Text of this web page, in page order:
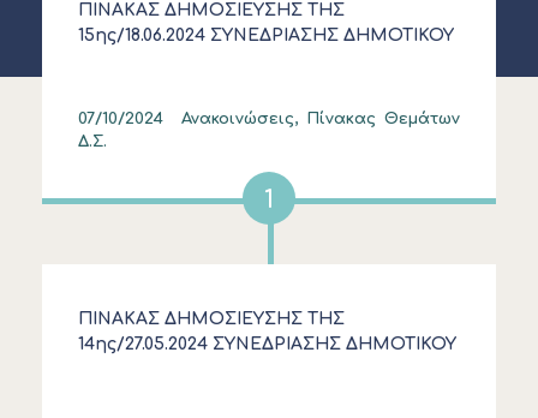
ΠΙΝΑΚΑΣ ΔΗΜΟΣΙΕΥΣΗΣ ΤΗΣ
15ης/18.06.2024 ΣΥΝΕΔΡΙΑΣΗΣ ΔΗΜΟΤΙΚΟΥ
07/10/2024 Ανακοινώσεις, Πίνακας Θεμάτων
Δ.Σ.
1
ΠΙΝΑΚΑΣ ΔΗΜΟΣΙΕΥΣΗΣ ΤΗΣ
14ης/27.05.2024 ΣΥΝΕΔΡΙΑΣΗΣ ΔΗΜΟΤΙΚΟΥ